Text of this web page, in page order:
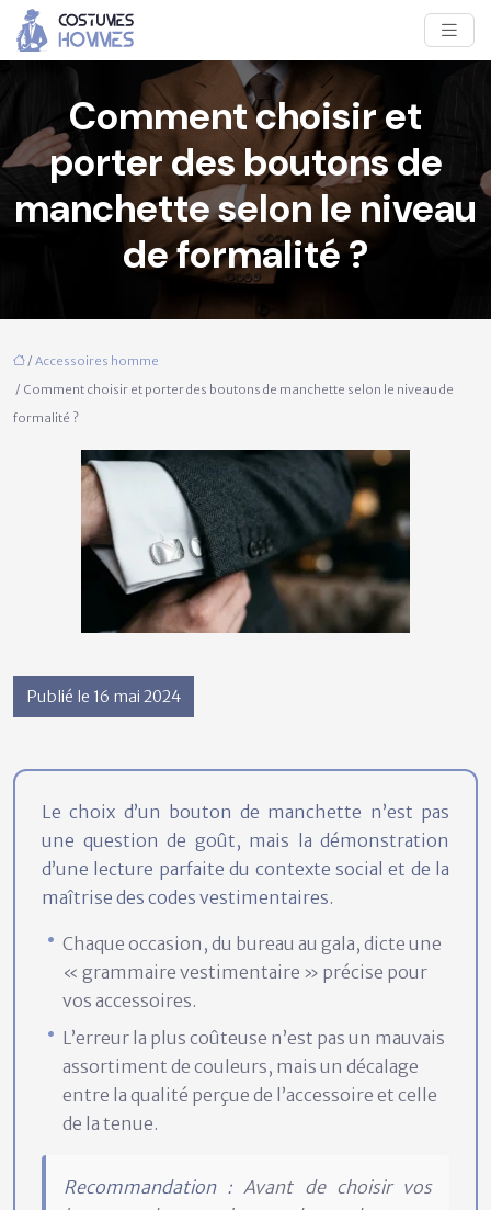
Comment choisir et
porter des boutons de
manchette selon le niveau
de formalité ?
/ Accessoires homme
/ Comment choisir et porter des boutons de manchette selon le niveau de
formalité ?
Publié le 16 mai 2024
Le choix d’un bouton de manchette n’est pas
une question de goût, mais la démonstration
d’une lecture parfaite du contexte social et de la
maîtrise des codes vestimentaires.
Chaque occasion, du bureau au gala, dicte une
« grammaire vestimentaire » précise pour
vos accessoires.
L’erreur la plus coûteuse n’est pas un mauvais
assortiment de couleurs, mais un décalage
entre la qualité perçue de l’accessoire et celle
de la tenue.
Recommandation : Avant de choisir vos